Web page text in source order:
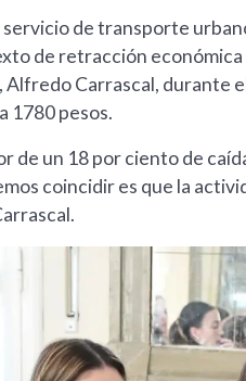
de transporte
de retracción
Carrascal, durante
1780 pesos.
un 18 por ciento de
coincidir es que la